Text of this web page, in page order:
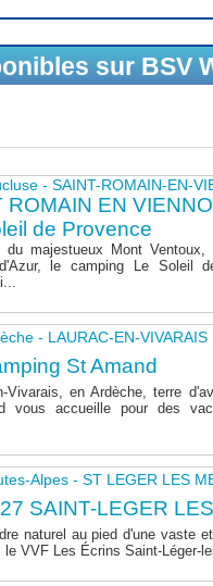
sur BSV
- SAINT-ROMAIN-EN-
ROMAIN EN
de Provence
du majestueux Mont
le camping Le Soleil
- LAURAC-EN-VIVARAIS
St Amand
Vivarais, en Ardèche, terre
vous accueille pour des
Alpes - ST LEGER LES
SAINT-LEGER
naturel au pied d'une vaste
le VVF Les Écrins Saint-Léger-